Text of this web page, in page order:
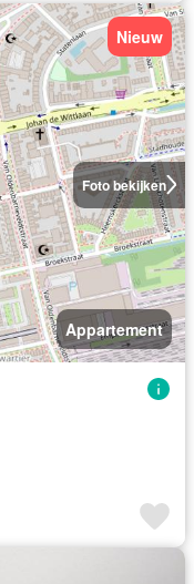
Foto bekijken
Nieuw
Appartement